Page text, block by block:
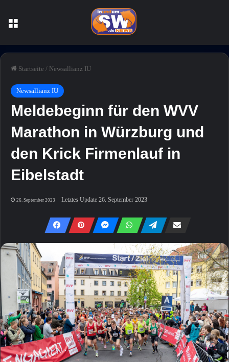
Startseite / Newsallianz IU
Newsallianz IU
Meldebeginn für den WVV
Marathon in Würzburg und
den Krick Firmenlauf in
Eibelstadt
26. September 2023 Letztes Update 26. September 2023